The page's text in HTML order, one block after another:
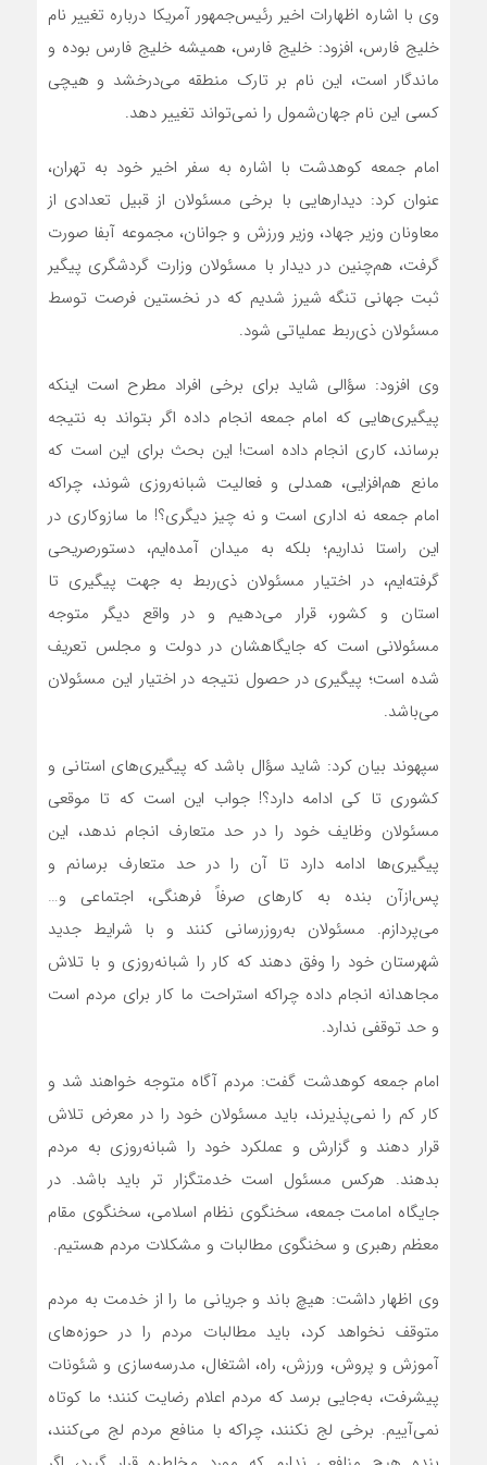
وی با اشاره اظهارات اخیر رئیس‌جمهور آمریکا درباره تغییر نام
خلیج فارس، افزود: خلیج فارس، همیشه خلیج فارس بوده و
ماندگار است، این نام بر تارک منطقه می‌درخشد و هیچی
کسی این نام جهان‌شمول را نمی‌تواند تغییر دهد.
امام جمعه کوهدشت با اشاره به سفر اخیر خود به تهران،
عنوان کرد: دیدارهایی با برخی مسئولان از قبیل تعدادی از
معاونان وزیر جهاد، وزیر ورزش و جوانان، مجموعه آبفا صورت
گرفت، هم‌چنین در دیدار با مسئولان وزارت گردشگری پیگیر
ثبت جهانی تنگه شیرز شدیم که در نخستین فرصت توسط
مسئولان ذی‌ربط عملیاتی شود.
وی افزود: سؤالی شاید برای برخی افراد مطرح است اینکه
پیگیری‌هایی که امام جمعه انجام داده اگر بتواند به نتیجه
برساند، کاری انجام داده است! این بحث برای این است که
مانع هم‌افزایی، همدلی و فعالیت شبانه‌روزی شوند، چراکه
امام جمعه نه اداری است و نه چیز دیگری؟! ما سازوکاری در
این راستا نداریم؛ بلکه به میدان آمده‌ایم، دستورصریحی
گرفته‌ایم، در اختیار مسئولان ذی‌ربط به جهت پیگیری تا
استان و کشور، قرار می‌دهیم و در واقع دیگر متوجه
مسئولانی است که جایگاهشان در دولت و مجلس تعریف
شده است؛ پیگیری در حصول نتیجه در اختیار این مسئولان
می‌باشد.
سپهوند بیان کرد: شاید سؤال باشد که پیگیری‌های استانی و
کشوری تا کی ادامه دارد؟! جواب این است که تا موقعی
مسئولان وظایف خود را در حد متعارف انجام ندهد، این
پیگیری‌ها ادامه دارد تا آن را در حد متعارف برسانم و
پس‌ازآن بنده به کارهای صرفاً فرهنگی، اجتماعی و…
می‌پردازم. مسئولان به‌روزرسانی کنند و با شرایط جدید
شهرستان خود را وفق دهند که کار را شبانه‌روزی و با تلاش
مجاهدانه انجام داده چراکه استراحت ما کار برای مردم است
و حد توقفی ندارد.
امام جمعه کوهدشت گفت: مردم آگاه متوجه خواهند شد و
کار کم را نمی‌پذیرند، باید مسئولان خود را در معرض تلاش
قرار دهند و گزارش و عملکرد خود را شبانه‌روزی به مردم
بدهند. هرکس مسئول است خدمتگزار تر باید باشد. در
جایگاه امامت جمعه، سخنگوی نظام اسلامی، سخنگوی مقام
معظم رهبری و سخنگوی مطالبات ‌و مشکلات مردم هستیم.
وی اظهار داشت: هیچ باند و جریانی ما را از خدمت به مردم
متوقف نخواهد کرد، باید مطالبات مردم را در حوزه‌های
آموزش و پروش، ورزش، راه، اشتغال، مدرسه‌سازی و شئونات
پیشرفت، به‌جایی برسد که مردم اعلام رضایت کنند؛ ما کوتاه
نمی‌آییم. برخی لج نکنند، چراکه با منافع مردم لج می‌کنند،